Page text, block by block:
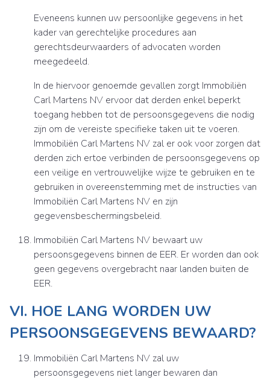
Eveneens kunnen uw persoonlijke gegevens in het
kader van gerechtelijke procedures aan
gerechtsdeurwaarders of advocaten worden
meegedeeld.
In de hiervoor genoemde gevallen zorgt Immobiliën
Carl Martens NV ervoor dat derden enkel beperkt
toegang hebben tot de persoonsgegevens die nodig
zijn om de vereiste specifieke taken uit te voeren.
Immobiliën Carl Martens NV zal er ook voor zorgen dat
derden zich ertoe verbinden de persoonsgegevens op
een veilige en vertrouwelijke wijze te gebruiken en te
gebruiken in overeenstemming met de instructies van
Immobiliën Carl Martens NV en zijn
gegevensbeschermingsbeleid.
Immobiliën Carl Martens NV bewaart uw
persoonsgegevens binnen de EER. Er worden dan ook
geen gegevens overgebracht naar landen buiten de
EER.
VI. HOE LANG WORDEN UW
PERSOONSGEGEVENS BEWAARD?
Immobiliën Carl Martens NV zal uw
persoonsgegevens niet langer bewaren dan